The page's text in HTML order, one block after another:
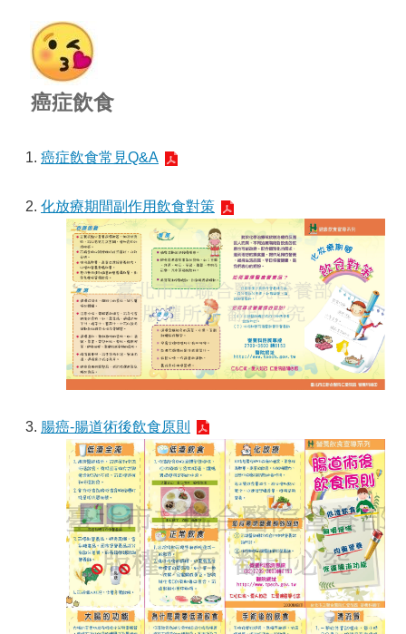
癌症飲食
1. 癌症飲食常見Q&A
2. 化放療期間副作用飲食對策
3. 腸癌-腸道術後飲食原則